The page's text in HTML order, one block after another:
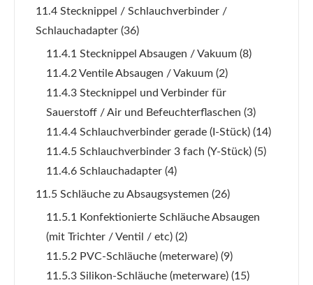
11.4 Stecknippel / Schlauchverbinder /
Schlauchadapter (36)
11.4.1 Stecknippel Absaugen / Vakuum (8)
11.4.2 Ventile Absaugen / Vakuum (2)
11.4.3 Stecknippel und Verbinder für
Sauerstoff / Air und Befeuchterflaschen (3)
11.4.4 Schlauchverbinder gerade (I-Stück) (14)
11.4.5 Schlauchverbinder 3 fach (Y-Stück) (5)
11.4.6 Schlauchadapter (4)
11.5 Schläuche zu Absaugsystemen (26)
11.5.1 Konfektionierte Schläuche Absaugen
(mit Trichter / Ventil / etc) (2)
11.5.2 PVC-Schläuche (meterware) (9)
11.5.3 Silikon-Schläuche (meterware) (15)